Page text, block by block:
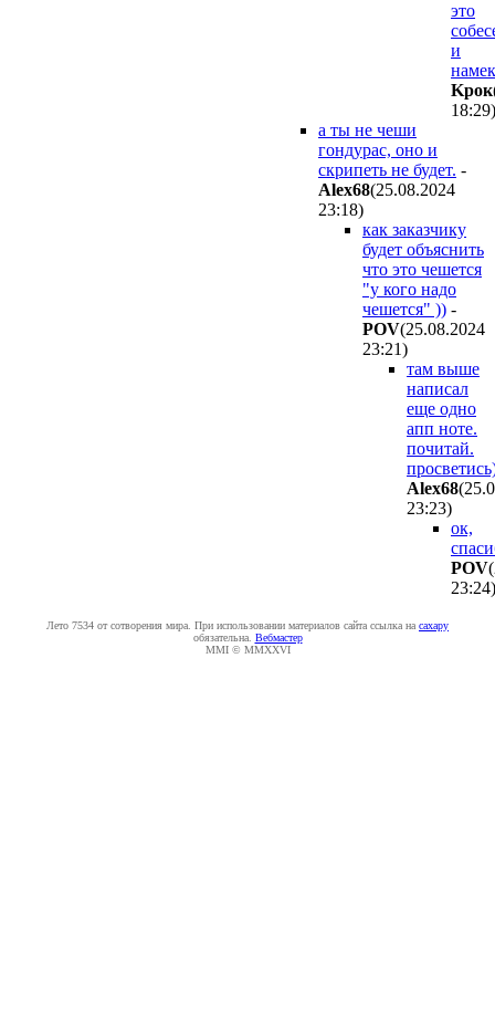
это
и
Kpoк
18:29)
а ты не чеши
гондурас, оно и
скрипеть не будет. -
Alex68(25.08.2024
23:18)
как заказчику
будет объяснить
что это чешется
"у кого надо
чешется" )) -
POV(25.08.2024
23:21)
там выше
написал
еще одно
апп ноте.
почитай.
Alex68
23:23)
ок,
POV
23:24)
Лето 7534 от сотворения мира. При использовании материалов сайта ссылка на caxapу
обязательна. Вебмастер
MMI © MMXXVI